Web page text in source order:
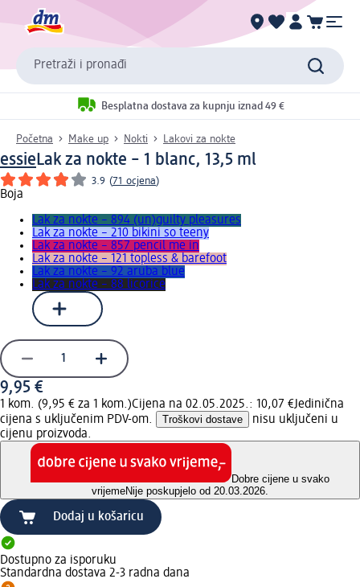
Pretraži i pronađi
Besplatna dostava za kupnju iznad 49 €
Početna Make up Nokti Lakovi za nokte
essieLak za nokte – 1 blanc, 13,5 ml
3.9 (71 ocjena)
Boja
Lak za nokte – 894 (un)guilty pleasures
Lak za nokte – 210 bikini so teeny
Lak za nokte – 857 pencil me in
Lak za nokte – 121 topless & barefoot
Lak za nokte – 92 aruba blue
Lak za nokte – 88 licorice
9,95 €
1 kom. (9,95 € za 1 kom.)Cijena na 02.05.2025.: 10,07 €Jedinična
cijena s uključenim PDV-om.
Troškovi dostave
nisu uključeni u
cijenu proizvoda.
Dobre cijene u svako
vrijemeNije poskupjelo od 20.03.2026.
Dodaj u košaricu
Dostupno za isporuku
Standardna dostava 2-3 radna dana